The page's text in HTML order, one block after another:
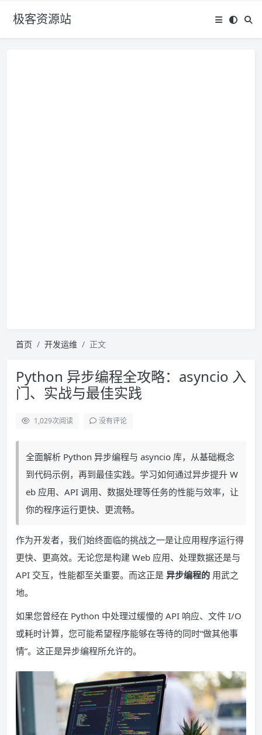
极客资源站
首页 开发运维 正文
Python 异步编程全攻略：asyncio 入
门、实战与最佳实践
1,029次阅读 没有评论
全面解析 Python 异步编程与 asyncio 库，从基础概念
到代码示例，再到最佳实践。学习如何通过异步提升 W
eb 应用、API 调用、数据处理等任务的性能与效率，让
你的程序运行更快、更流畅。
作为开发者，我们始终面临的挑战之一是让应用程序运行得
更快、更高效。无论您是构建 Web 应用、处理数据还是与
API 交互，性能都至关重要。而这正是 异步编程的 用武之
地。
如果您曾经在 Python 中处理过缓慢的 API 响应、文件 I/O
或耗时计算，您可能希望程序能够在等待的同时“做其他事
情”。这正是异步编程所允许的。